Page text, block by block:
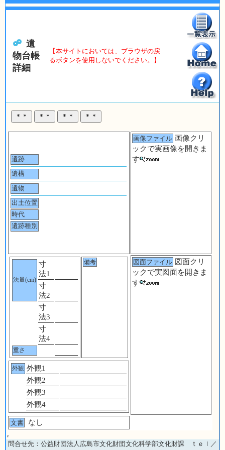
遺
物台帳
詳細
【本サイトにおいては、ブラウザの戻
るボタンを使用しないでください。】
遺跡
遺構
遺物
出土位置
時代
遺跡種別
画像ファイル 画像クリ
ックで実画像を開きま
す
法量(cm)
寸
法1
寸
法2
寸
法3
寸
法4
重さ
備考
外観 外観1
外観2
外観3
外観4
図面ファイル 図面クリ
ックで実図面を開きま
す
文書 なし
問合せ先：公益財団法人広島市文化財団文化科学部文化財課 ｔｅｌ／